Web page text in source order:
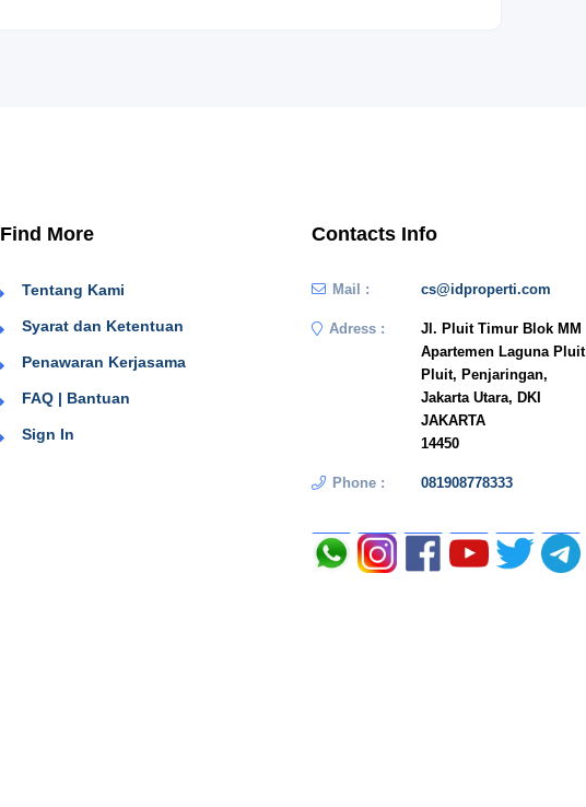
Find More
Tentang Kami
Syarat dan Ketentuan
Penawaran Kerjasama
FAQ | Bantuan
Sign In
Contacts Info
Mail : cs@idproperti.com
Adress :
Jl. Pluit Timur Blok MM
Apartemen Laguna Pluit
Pluit, Penjaringan,
Jakarta Utara, DKI
JAKARTA
14450
Phone : 081908778333